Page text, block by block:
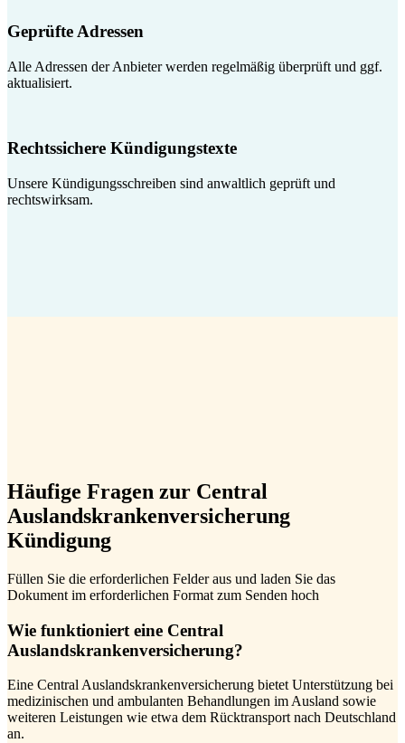
Geprüfte Adressen
Alle Adressen der Anbieter werden regelmäßig überprüft und ggf.
aktualisiert.
Rechtssichere Kündigungstexte
Unsere Kündigungsschreiben sind anwaltlich geprüft und
rechtswirksam.
Häufige Fragen zur Central
Auslandskrankenversicherung
Kündigung
Füllen Sie die erforderlichen Felder aus und laden Sie das
Dokument im erforderlichen Format zum Senden hoch
Wie funktioniert eine Central
Auslandskrankenversicherung?
Eine Central Auslandskrankenversicherung bietet Unterstützung bei
medizinischen und ambulanten Behandlungen im Ausland sowie
weiteren Leistungen wie etwa dem Rücktransport nach Deutschland
an.